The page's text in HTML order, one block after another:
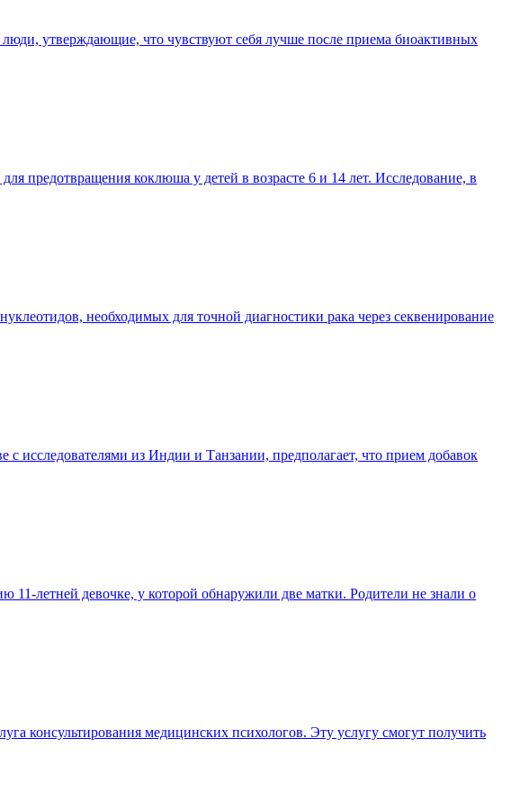
утверждающие, что чувствуют себя лучше после приема биоактивных
предотвращения коклюша у детей в возрасте 6 и 14 лет. Исследование, в
необходимых для точной диагностики рака через секвенирование
с исследователями из Индии и Танзании, предполагает, что прием добавок
11-летней девочке, у которой обнаружили две матки. Родители не знали о
консультирования медицинских психологов. Эту услугу смогут получить